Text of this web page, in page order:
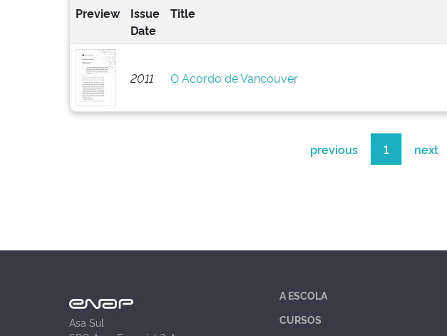
Preview
Issue
Date
Title
2011 O Acordo de Vancouver
previous 1 next
Asa Sul
A ESCOLA
CURSOS